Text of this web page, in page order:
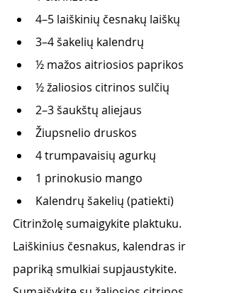
4–5 laiškinių česnakų laiškų
3–4 šakelių kalendrų
½ mažos aitriosios paprikos
½ žaliosios citrinos sulčių
2–3 šaukštų aliejaus
Žiupsnelio druskos
4 trumpavaisių agurkų
1 prinokusio mango
Kalendrų šakelių (patiekti)
Citrinžolę sumaigykite plaktuku.
Laiškinius česnakus, kalendras ir
papriką smulkiai supjaustykite.